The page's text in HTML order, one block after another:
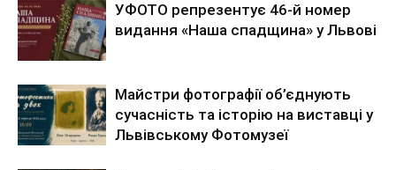
УФОТО репрезентує 46-й номер
видання «Наша спадщина» у Львові
Майстри фотографії об’єднують
сучасність та історію на виставці у
Львівському Фотомузеї